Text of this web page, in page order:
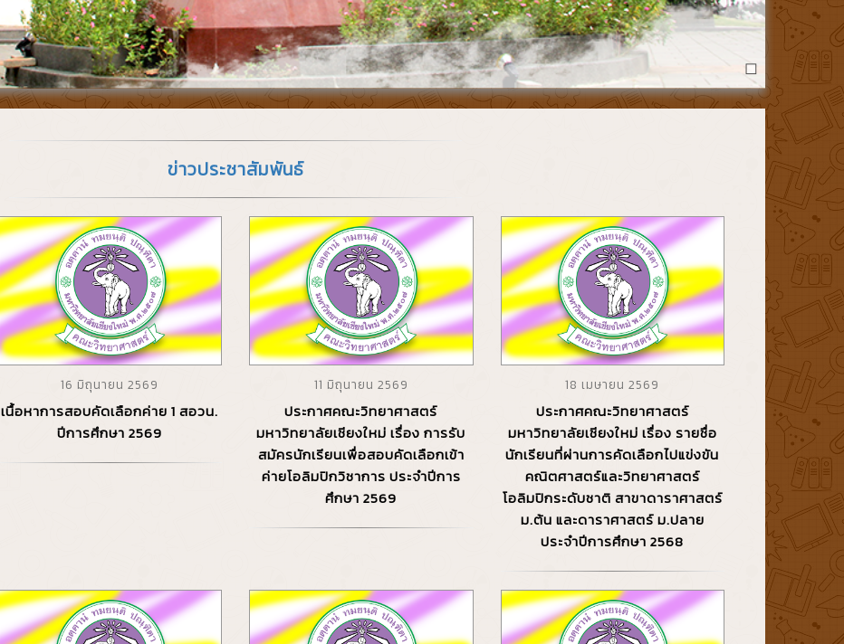
ข่าวประชาสัมพันธ์
16 มิถุนายน 2569
เนื้อหาการสอบคัดเลือกค่าย 1 สอวน.
ปีการศึกษา 2569
11 มิถุนายน 2569
ประกาศคณะวิทยาศาสตร์
มหาวิทยาลัยเชียงใหม่ เรื่อง การรับ
สมัครนักเรียนเพื่อสอบคัดเลือกเข้า
ค่ายโอลิมปิกวิชาการ ประจำปีการ
ศึกษา 2569
18 เมษายน 2569
ประกาศคณะวิทยาศาสตร์
มหาวิทยาลัยเชียงใหม่ เรื่อง รายชื่อ
นักเรียนที่ผ่านการคัดเลือกไปแข่งขัน
คณิตศาสตร์และวิทยาศาสตร์
โอลิมปิกระดับชาติ สาขาดาราศาสตร์
ม.ต้น และดาราศาสตร์ ม.ปลาย
ประจำปีการศึกษา 2568